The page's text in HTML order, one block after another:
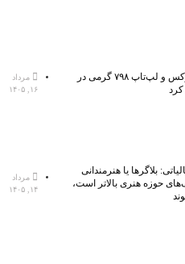
هواوی از MPVهای لوکس و لپ‌تاپ ۷۹۸ گرمی در
مرداد
۱۶, ۱۴۰۵
بلاگر‌ها یا هنرمندانی
حوزه هنری بالاتر است،
مرداد
۱۴, ۱۴۰۵